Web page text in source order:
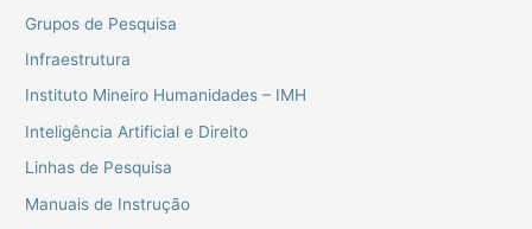
Grupos de Pesquisa
Infraestrutura
Instituto Mineiro Humanidades – IMH
Inteligência Artificial e Direito
Linhas de Pesquisa
Manuais de Instrução